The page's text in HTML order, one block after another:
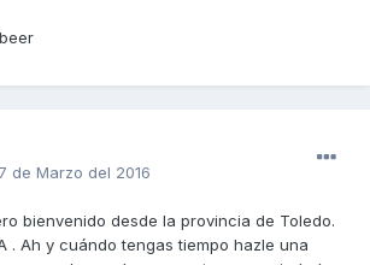
de Marzo del 2016
bienvenido desde la provincia de Toledo.
. Ah y cuándo tengas tiempo hazle una